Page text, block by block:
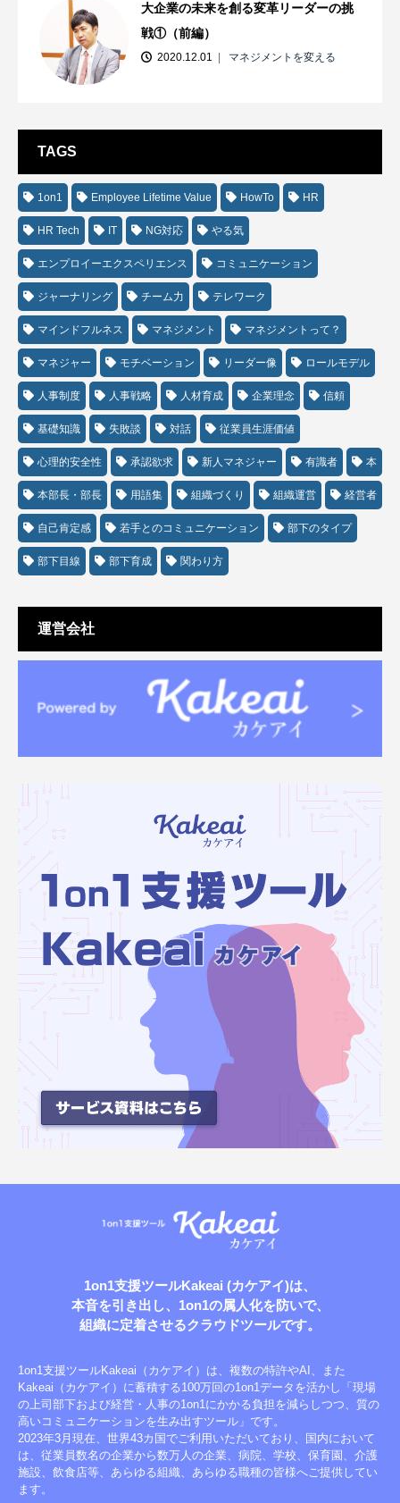
大企業の未来を創る変革リーダーの挑
戦①（前編）
2020.12.01 マネジメントを変える
TAGS
1on1 Employee Lifetime Value HowTo HR
HR Tech IT NG対応 やる気
エンプロイーエクスペリエンス コミュニケーション
ジャーナリング チーム力 テレワーク
マインドフルネス マネジメント マネジメントって？
マネジャー モチベーション リーダー像 ロールモデル
人事制度 人事戦略 人材育成 企業理念 信頼
基礎知識 失敗談 対話 従業員生涯価値
心理的安全性 承認欲求 新人マネジャー 有識者 本
本部長・部長 用語集 組織づくり 組織運営 経営者
自己肯定感 若手とのコミュニケーション 部下のタイプ
部下目線 部下育成 関わり方
運営会社
1on1支援ツールKakeai (カケアイ)は、
本音を引き出し、1on1の属人化を防いで、
組織に定着させるクラウドツールです。
1on1支援ツールKakeai（カケアイ）は、複数の特許やAI、また
Kakeai（カケアイ）に蓄積する100万回の1on1データを活かし「現場
の上司部下および経営・人事の1on1にかかる負担を減らしつつ、質の
高いコミュニケーションを生み出すツール」です。
2023年3月現在、世界43カ国でご利用いただいており、国内において
は、従業員数名の企業から数万人の企業、病院、学校、保育園、介護
施設、飲食店等、あらゆる組織、あらゆる職種の皆様へご提供してい
ます。